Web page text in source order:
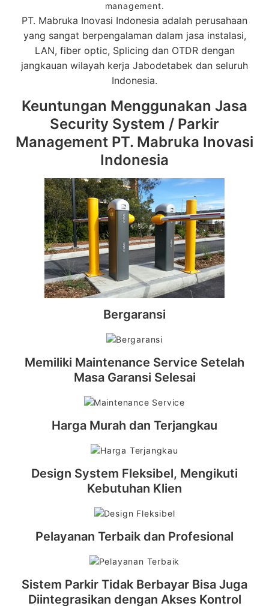
management.
PT. Mabruka Inovasi Indonesia adalah perusahaan
yang sangat berpengalaman dalam jasa instalasi,
LAN, fiber optic, Splicing dan OTDR dengan
jangkauan wilayah kerja Jabodetabek dan seluruh
Indonesia.
Keuntungan Menggunakan Jasa
Security System / Parkir
Management PT. Mabruka Inovasi
Indonesia
Bergaransi
Memiliki Maintenance Service Setelah
Masa Garansi Selesai
Harga Murah dan Terjangkau
Design System Fleksibel, Mengikuti
Kebutuhan Klien
Pelayanan Terbaik dan Profesional
Sistem Parkir Tidak Berbayar Bisa Juga
Diintegrasikan dengan Akses Kontrol